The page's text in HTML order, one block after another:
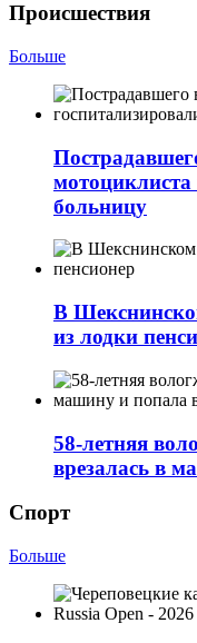
Происшествия
Больше
мотоциклиста
больницу
В
из лодки
58-летняя
врезалась в
Спорт
Больше